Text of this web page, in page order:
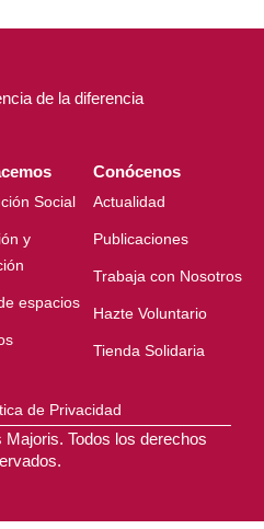
de la diferencia
Social
y
espacios
Conócenos
Actualidad
Publicaciones
Trabaja con Nosotros
Hazte Voluntario
Tienda Solidaria
de Privacidad
Todos los derechos